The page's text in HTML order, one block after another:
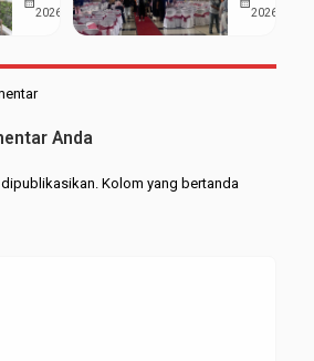
Wisudawan
Bisa
Serasi
Kampus 3
Hemat
Merapat
2026 2026
Anda
Kolom yang bertanda